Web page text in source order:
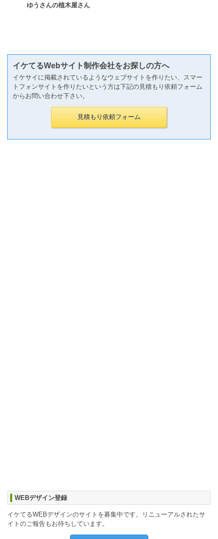
ゆうさんの植木屋さん
イケてるWebサイト制作会社をお探しの方へ
イケサイに掲載されているようなウェブサイトを作りたい、スマー
トフォンサイトを作りたいという方は下記の見積もり依頼フォーム
からお問い合わせ下さい。
WEBデザイン登録
イケてるWEBデザインのサイトを募集中です。リニューアルされたサ
イトのご報告もお待ちしています。